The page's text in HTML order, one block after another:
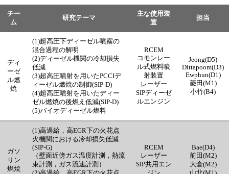
チー
ム
研究テーマ
主な使用装
置
担当
ディ
ーゼ
ル燃
焼
(1)超高圧下ディーゼル噴霧の
混合過程の解明
(2)ディーゼル機関の冷却損失
低減
(3)超高圧噴射を用いたPCCIデ
ィーゼル燃焼の制御(SIP-D)
(4)超高圧噴射を用いたディー
ゼル燃焼の後燃え低減(SIP-D)
(5)バイオディーゼル燃料
RCEM
コモンレー
ル式燃料噴
射装置
レーザー
SIPディーゼ
ルエンジン
Jeong(D5)
Dittapoom(D3)
Ewphun(D1)
菱田(M1)
小竹(B4)
ガソ
リン
燃焼
(1)高過給，高EGR下の火花点
火機関における冷却損失低減
(SIP-G)
（壁面近傍ガス温度計測，熱流
束計測，ガス流速計測）
RCEM
レーザー
SIP共用エン
Bae(D4)
前田(M2)
大倉(M2)